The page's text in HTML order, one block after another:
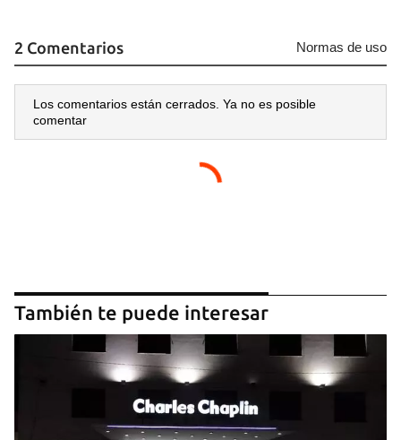
2 Comentarios Normas de uso
Los comentarios están cerrados. Ya no es posible
comentar
También te puede interesar